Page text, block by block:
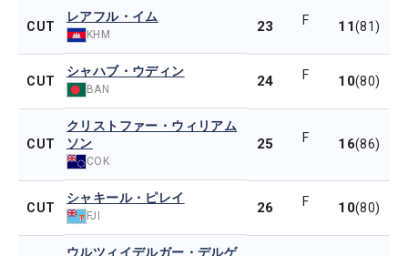
CUT
レアフル・イム
KHM 23 F 11(81)
CUT
シャハブ・ウディン
BAN 24 F 10(80)
CUT
クリストファー・ウィリアム
ソン
COK
25 F 16(86)
CUT
シャキール・ピレイ
FJI 26 F 10(80)
ウルツィイデルガー・デルゲ